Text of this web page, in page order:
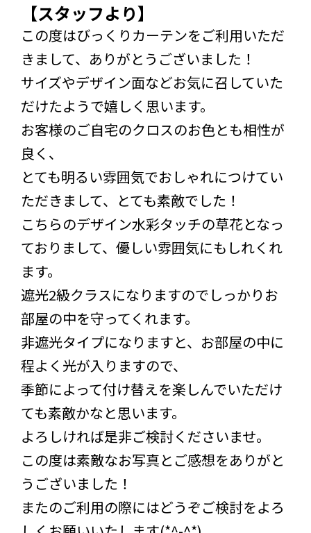
【スタッフより】
この度はびっくりカーテンをご利用いただ
きまして、ありがとうございました！
サイズやデザイン面などお気に召していた
だけたようで嬉しく思います。
お客様のご自宅のクロスのお色とも相性が
良く、
とても明るい雰囲気でおしゃれにつけてい
ただきまして、とても素敵でした！
こちらのデザイン水彩タッチの草花となっ
ておりまして、優しい雰囲気にもしれくれ
ます。
遮光2級クラスになりますのでしっかりお
部屋の中を守ってくれます。
非遮光タイプになりますと、お部屋の中に
程よく光が入りますので、
季節によって付け替えを楽しんでいただけ
ても素敵かなと思います。
よろしければ是非ご検討くださいませ。
この度は素敵なお写真とご感想をありがと
うございました！
またのご利用の際にはどうぞご検討をよろ